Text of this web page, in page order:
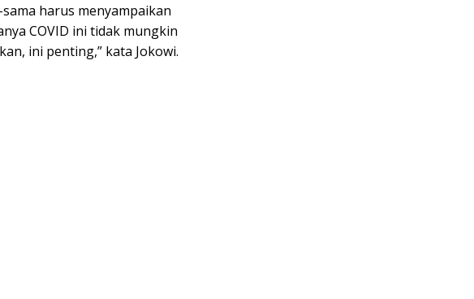
harus menyampaikan
COVID ini tidak mungkin
ini penting,” kata Jokowi.